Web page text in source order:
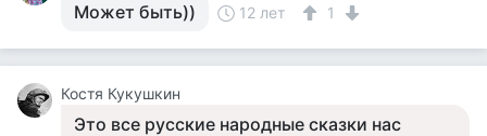
Может быть)) 12 лет 1
Костя Кукушкин
Это все русские народные сказки нас